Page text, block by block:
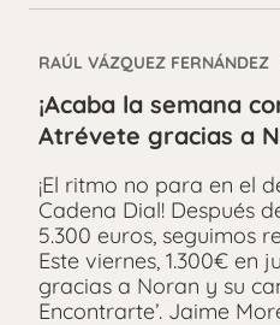
RAÚL VÁZQUEZ FERNÁNDEZ
¡Acaba la semana
Atrévete gracias a
¡El ritmo no para en el
Cadena Dial! Después
5.300 euros, seguimos
Este viernes, 1.300€ en
gracias a Noran y su
Encontrarte’. Jaime